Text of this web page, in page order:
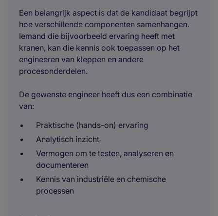
Een belangrijk aspect is dat de kandidaat begrijpt
hoe verschillende componenten samenhangen.
Iemand die bijvoorbeeld ervaring heeft met
kranen, kan die kennis ook toepassen op het
engineeren van kleppen en andere
procesonderdelen.
De gewenste engineer heeft dus een combinatie
van:
Praktische (hands-on) ervaring
Analytisch inzicht
Vermogen om te testen, analyseren en
documenteren
Kennis van industriële en chemische
processen